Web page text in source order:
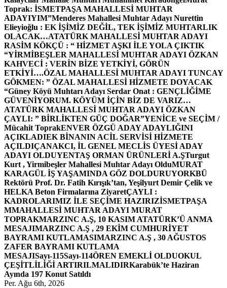
Toprak: İSMETPAŞA MAHALLESİ MUHTAR
ADAYIYIM”Menderes Mahallesi Muhtar Adayı Nurettin
Elieyioğlu : EK İŞİMİZ DEĞİL, TEK İŞİMİZ MUHTARLIK
OLACAK…ATATÜRK MAHALLESİ MUHTAR ADAYI
RASİM KÖKÇÜ : “ HİZMET AŞKI İLE YOLA ÇIKTIK
“YİRMİBEŞLER MAHALLESİ MUHTAR ADAYI ÖZKAN
KAHVECİ : VERİN BİZE YETKİYİ, GÖRÜN
ETKİYİ….ÖZAL MAHALLESİ MUHTAR ADAYI TUNCAY
GÖKMEN: ” ÖZAL MAHALLESİ HİZMETE DOYACAK
“Güney Köyü Muhtarı Adayı Serdar Onat : GENÇLİĞİME
GÜVENİYORUM. KÖYÜM İÇİN BİZ DE VARIZ…
ATATÜRK MAHALLESİ MUHTAR ADAYI ÖZKAN
ÇAYLI: ” BİRLİKTEN GÜÇ DOĞAR”YENİCE ve SEÇİM /
Mücahit ToprakENVER ÖZGÜ ADAY ADAYLIĞINI
AÇIKLADIEK BİNANIN ACİL SERVİSİ HİZMETE
AÇILDIÇANAKCI, İL GENEL MECLİS ÜYESİ ADAY
ADAYI OLDUYENTAŞ ORMAN ÜRÜNLERİ A.ŞTurgut
Kurt , Yirmibeşler Mahallesi Muhtar Adayı OlduMURAT
KARAGÜL İŞ YAŞAMINDA GÖZ DOLDURUYORKBÜ
Rektörü Prof. Dr. Fatih Kırışık’tan, Yeşilyurt Demir Çelik ve
HELKA Beton Firmalarına ZiyaretÇAYLI :
KADROLARIMIZ İLE SEÇİME HAZIRIZİSMETPAŞA
MMAHALLESİ MUHTAR ADAYI MURAT
TOPRAKMARZINC A.Ş, 10 KASIM ATATÜRK’Ü ANMA
MESAJIMARZINC A.Ş , 29 EKİM CUMHURİYET
BAYRAMI KUTLAMASIMARZINC A.Ş , 30 AĞUSTOS
ZAFER BAYRAMI KUTLAMA
MESAJISayı-115Sayı-114ÖREN EMEKLİ OLDUOKUL
ÇEŞİTLİLİĞİ ARTIRILMALIDIRKarabük’te Haziran
Ayında 197 Konut Satıldı
Per. Ağu 6th, 2026